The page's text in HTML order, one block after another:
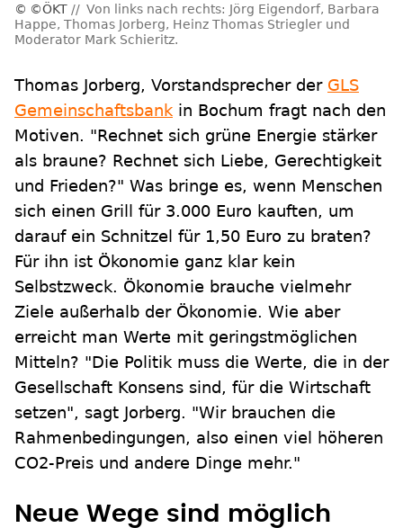
©ÖKT
Von links nach rechts: Jörg Eigendorf, Barbara
Happe, Thomas Jorberg, Heinz Thomas Striegler und
Moderator Mark Schieritz.
Thomas Jorberg, Vorstandsprecher der GLS
Gemeinschaftsbank in Bochum fragt nach den
Motiven. "Rechnet sich grüne Energie stärker
als braune? Rechnet sich Liebe, Gerechtigkeit
und Frieden?" Was bringe es, wenn Menschen
sich einen Grill für 3.000 Euro kauften, um
darauf ein Schnitzel für 1,50 Euro zu braten?
Für ihn ist Ökonomie ganz klar kein
Selbstzweck. Ökonomie brauche vielmehr
Ziele außerhalb der Ökonomie. Wie aber
erreicht man Werte mit geringstmöglichen
Mitteln? "Die Politik muss die Werte, die in der
Gesellschaft Konsens sind, für die Wirtschaft
setzen", sagt Jorberg. "Wir brauchen die
Rahmenbedingungen, also einen viel höheren
CO2-Preis und andere Dinge mehr."
Neue Wege sind möglich